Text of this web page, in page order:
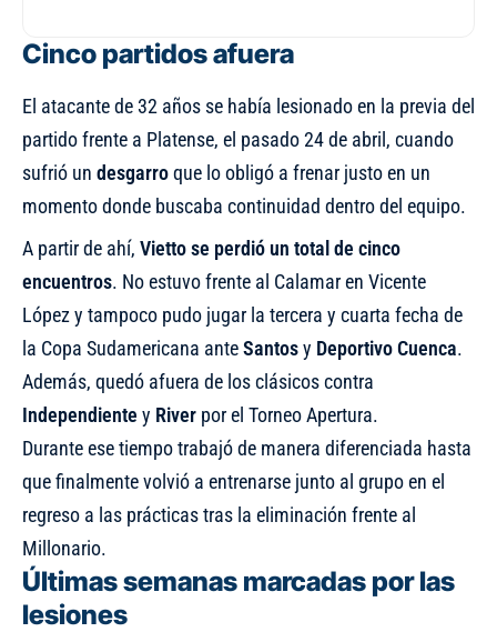
Cinco partidos afuera
El atacante de 32 años se había lesionado en la previa del
partido frente a Platense, el pasado 24 de abril, cuando
sufrió un desgarroque lo obligó a frenar justo en un
momento donde buscaba continuidad dentro del equipo.
A partir de ahí, Vietto se perdió un total de cinco
encuentros. No estuvo frente al Calamar en Vicente
López y tampoco pudo jugar la tercera y cuarta fecha de
la Copa Sudamericana anteSantosy Deportivo Cuenca.
Además, quedó afuera de los clásicos contra
Independiente y River por el Torneo Apertura.
Durante ese tiempo trabajó de manera diferenciada hasta
que finalmente volvió a entrenarse junto al grupo en el
regreso a las prácticas tras la eliminación frente al
Millonario.
Últimas semanas marcadas por las
lesiones